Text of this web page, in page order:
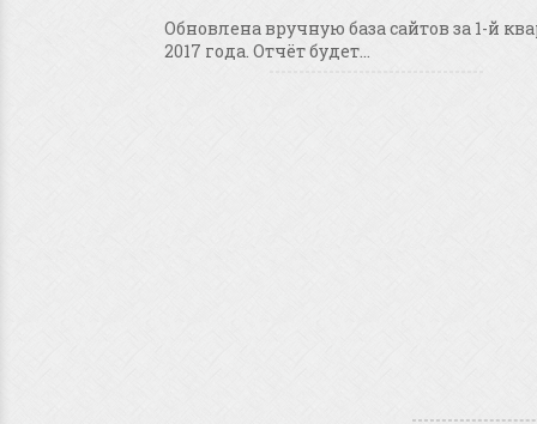
Обновлена вручную база сайтов за 1-й
2017 года. Отчёт будет...